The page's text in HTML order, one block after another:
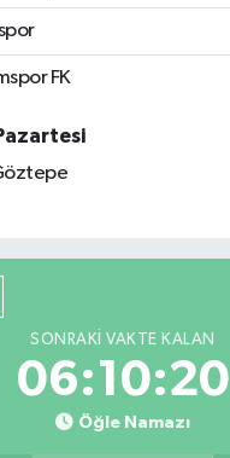
FK
SONRAKI VAKTE KALAN
06:10:20
Öğle Namazı